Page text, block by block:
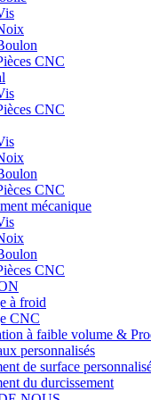
CNC
CNC
CNC
mécanique
CNC
à froid
CNC
à faible volume &
personnalisés
de surface
du durcissement